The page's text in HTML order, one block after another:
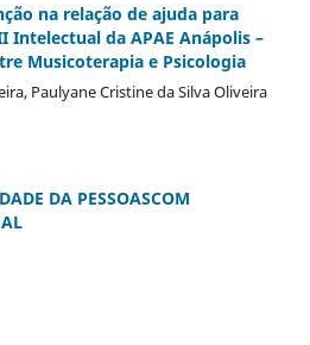
na relação de ajuda para
Intelectual da APAE Anápolis –
Musicoterapia e Psicologia
Paulyane Cristine da Silva Oliveira
DA PESSOASCOM